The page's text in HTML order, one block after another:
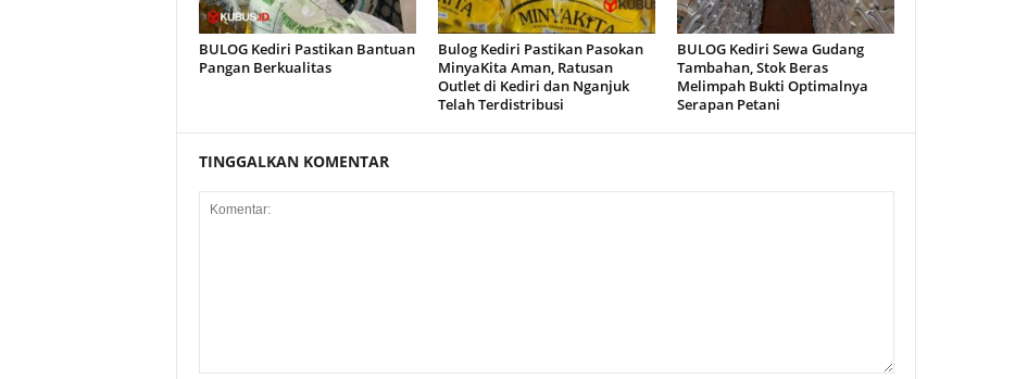
BULOG Kediri Pastikan Bantuan
Pangan Berkualitas
Bulog Kediri Pastikan Pasokan
MinyaKita Aman, Ratusan
Outlet di Kediri dan Nganjuk
Telah Terdistribusi
BULOG Kediri Sewa Gudang
Tambahan, Stok Beras
Melimpah Bukti Optimalnya
Serapan Petani
TINGGALKAN KOMENTAR